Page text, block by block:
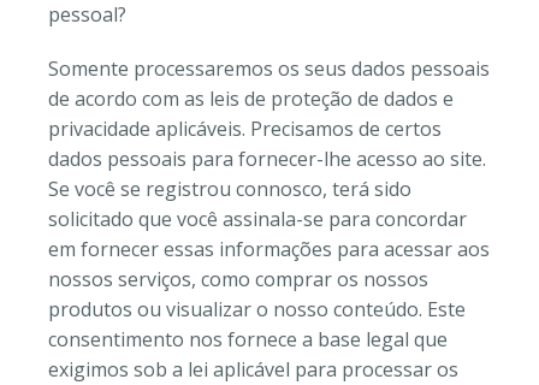
pessoal?
Somente processaremos os seus dados pessoais
de acordo com as leis de proteção de dados e
privacidade aplicáveis. Precisamos de certos
dados pessoais para fornecer-lhe acesso ao site.
Se você se registrou connosco, terá sido
solicitado que você assinala-se para concordar
em fornecer essas informações para acessar aos
nossos serviços, como comprar os nossos
produtos ou visualizar o nosso conteúdo. Este
consentimento nos fornece a base legal que
exigimos sob a lei aplicável para processar os